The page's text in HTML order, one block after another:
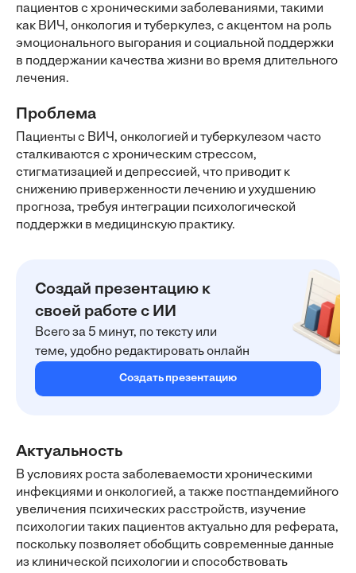
пациентов с хроническими заболеваниями, такими
как ВИЧ, онкология и туберкулез, с акцентом на роль
эмоционального выгорания и социальной поддержки
в поддержании качества жизни во время длительного
лечения.
Проблема
Пациенты с ВИЧ, онкологией и туберкулезом часто
сталкиваются с хроническим стрессом,
стигматизацией и депрессией, что приводит к
снижению приверженности лечению и ухудшению
прогноза, требуя интеграции психологической
поддержки в медицинскую практику.
Создай презентацию к
своей работе с ИИ
Всего за 5 минут, по тексту или
теме, удобно редактировать онлайн
Создать презентацию
Актуальность
В условиях роста заболеваемости хроническими
инфекциями и онкологией, а также постпандемийного
увеличения психических расстройств, изучение
психологии таких пациентов актуально для реферата,
поскольку позволяет обобщить современные данные
из клинической психологии и способствовать